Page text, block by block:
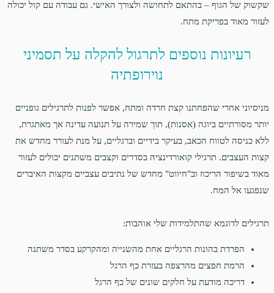
שקשוק של הגוף – בהתאם לתחושה ולצורך האישי. גם עבודה עם קול יכולה
לעזור מאוד בפריקת מתח.
רעיונות נוספים לתרגול להקלה על תסמיני
נוירופתיה
מניסיוני אחרי שהפחתנו קצת חרדה ומתח, אפשר לפנות לתרגילים גופניים
יותר מסורתיים ביוגה (אסנות), תוך שמירה על תנועה עדינה אך מאתגרת,
ללא כניסה לטווח הכאב, בעיקר בידיים וברגליים, על מנת לעורר מחדש את
קצות העצבים. תרגילי קואורדינציה בסדרים וקצבים משתנים יכולים לעזור
מאוד בשיפור הריכוז וב"חיווט" מחדש של נתיבים עצביים מקצות האיברים
שנפגעו אל המח.
תרגילים לדוגמא שהתלמידות שלי אוהבות:
הפרדת בהונות הרגליים אחת מהשנייה ומהקרקע בסדר משתנה
הרמת חפצים מהרצפה בעזרת כף הרגל
דריכה מודעת על חלקים שונים של כף הרגל